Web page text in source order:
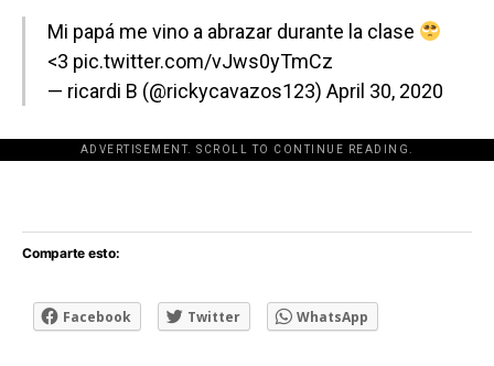
Mi papá me vino a abrazar durante la clase
<3 pic.twitter.com/vJws0yTmCz
— ricardi B (@rickycavazos123) April 30, 2020
ADVERTISEMENT. SCROLL TO CONTINUE READING.
[adsforwp id="243463"]
Comparte esto:
Facebook Twitter WhatsApp